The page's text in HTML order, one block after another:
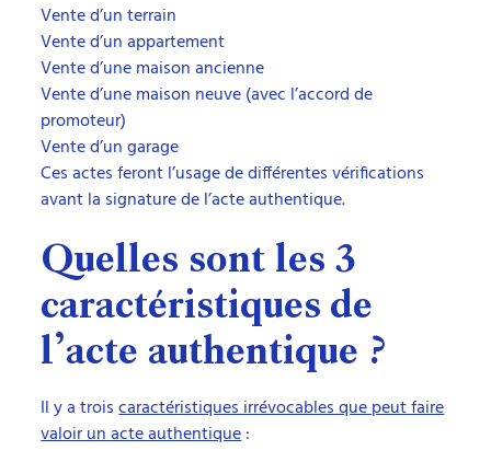
Vente d’un terrain
Vente d’un appartement
Vente d’une maison ancienne
Vente d’une maison neuve (avec l’accord de
promoteur)
Vente d’un garage
Ces actes feront l’usage de différentes vérifications
avant la signature de l’acte authentique.
Quelles sont les 3
caractéristiques de
l’acte authentique ?
Il y a troiscaractéristiques irrévocables que peut faire
valoir un acte authentique: